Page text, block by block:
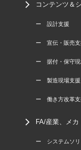
コンテンツ＆
ー 設計支援
ー 宣伝・販売支
ー 据付・保守現
ー 製造現場支援
ー 働き方改革支
FA/産業、メ
ー システムソリ